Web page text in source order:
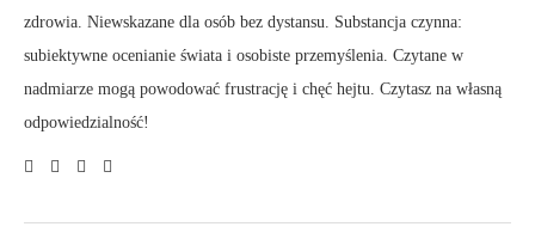
zdrowia. Niewskazane dla osób bez dystansu. Substancja czynna:
subiektywne ocenianie świata i osobiste przemyślenia. Czytane w
nadmiarze mogą powodować frustrację i chęć hejtu. Czytasz na własną
odpowiedzialność!